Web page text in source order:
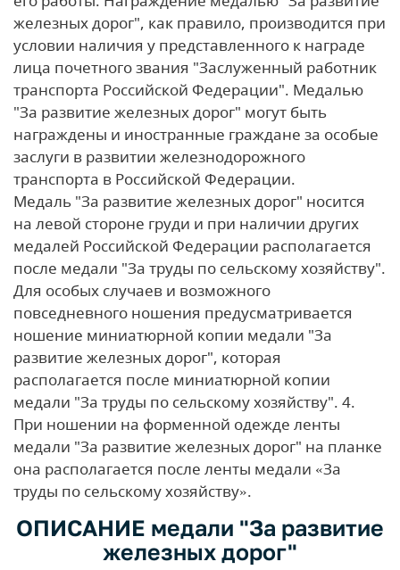
железных дорог", как правило, производится при
условии наличия у представленного к награде
лица почетного звания "Заслуженный работник
транспорта Российской Федерации". Медалью
"За развитие железных дорог" могут быть
награждены и иностранные граждане за особые
заслуги в развитии железнодорожного
транспорта в Российской Федерации.
Медаль "За развитие железных дорог" носится
на левой стороне груди и при наличии других
медалей Российской Федерации располагается
после медали "За труды по сельскому хозяйству".
Для особых случаев и возможного
повседневного ношения предусматривается
ношение миниатюрной копии медали "За
развитие железных дорог", которая
располагается после миниатюрной копии
медали "За труды по сельскому хозяйству". 4.
При ношении на форменной одежде ленты
медали "За развитие железных дорог" на планке
она располагается после ленты медали «За
труды по сельскому хозяйству».
ОПИСАНИЕ медали "За развитие
железных дорог"